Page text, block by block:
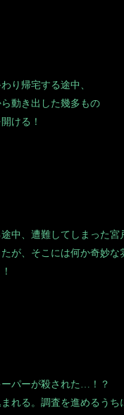
り帰宅する途中、
動き出した幾多もの
ける！
中、遭難してしまった宮
が、そこには何か奇妙な
パーが殺された…！？
れる。調査を進めるうち